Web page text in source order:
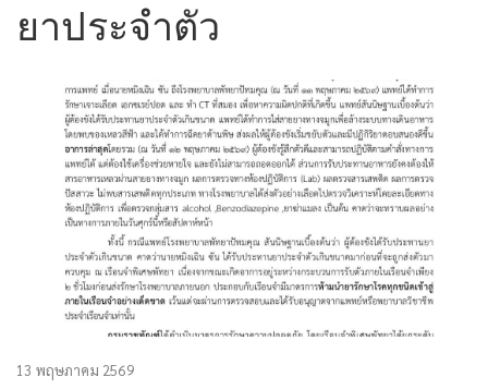
ยาประจำตัว
13 พฤษภาคม 2569